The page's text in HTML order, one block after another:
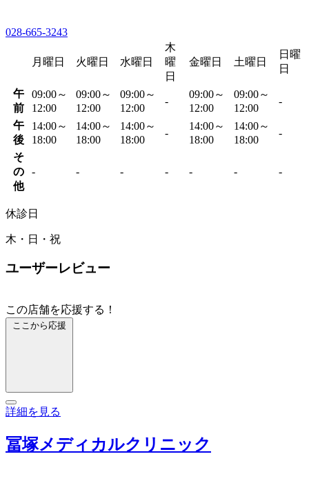
028-665-3243
月曜日 火曜日 水曜日
木
曜
日
金曜日 土曜日
日曜
日
午
前
09:00～
12:00
09:00～
12:00
09:00～
12:00
-
09:00～
12:00
09:00～
12:00
-
午
後
14:00～
18:00
14:00～
18:00
14:00～
18:00
-
14:00～
18:00
14:00～
18:00
-
そ
の
他
- - - - - - -
休診日
木・日・祝
ユーザーレビュー
この店舗を応援する！
ここから応援
詳細を見る
冨塚メディカルクリニック